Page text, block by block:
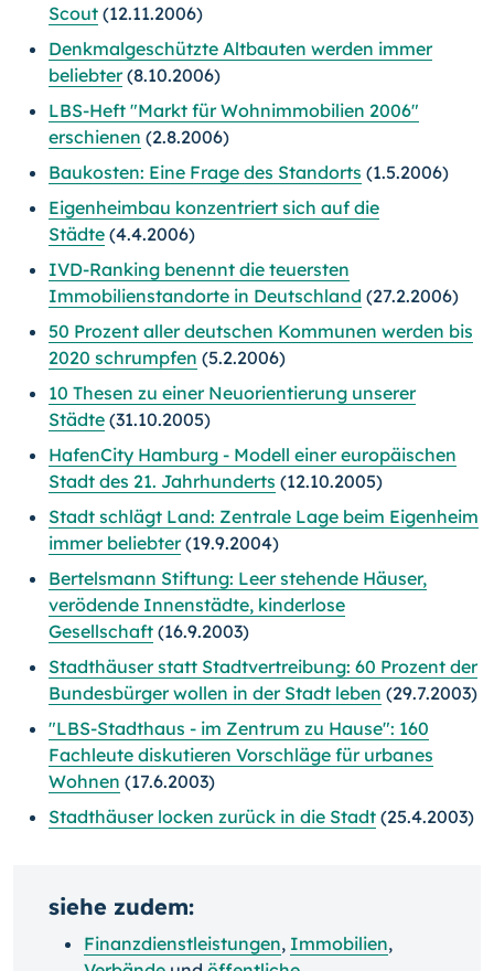
Scout (12.11.2006)
Denkmalgeschützte Altbauten werden immer
beliebter(8.10.2006)
LBS-Heft "Markt für Wohnimmobilien 2006"
erschienen (2.8.2006)
Baukosten: Eine Frage des Standorts (1.5.2006)
Eigenheimbau konzentriert sich auf die
Städte (4.4.2006)
IVD-Ranking benennt die teuersten
Immobilienstandorte in Deutschland (27.2.2006)
50 Prozent aller deutschen Kommunen werden bis
2020 schrumpfen (5.2.2006)
10 Thesen zu einer Neuorientierung unserer
Städte (31.10.2005)
HafenCity Hamburg - Modell einer europäischen
Stadt des 21. Jahrhunderts (12.10.2005)
Stadt schlägt Land: Zentrale Lage beim Eigenheim
immer beliebter(19.9.2004)
Bertelsmann Stiftung: Leer stehende Häuser,
verödende Innenstädte, kinderlose
Gesellschaft (16.9.2003)
Stadthäuser statt Stadtvertreibung: 60 Prozent der
Bundesbürger wollen in der Stadt leben (29.7.2003)
"LBS-Stadthaus - im Zentrum zu Hause": 160
Fachleute diskutieren Vorschläge für urbanes
Wohnen (17.6.2003)
Stadthäuser locken zurück in die Stadt (25.4.2003)
siehe zudem:
Finanzdienstleistungen, Immobilien,